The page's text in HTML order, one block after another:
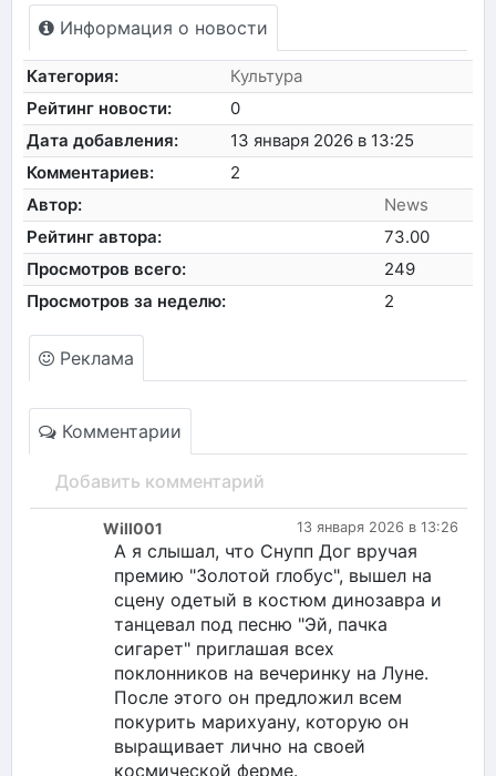
Информация о новости
Категория:
Культура
Рейтинг новости:
0
Дата добавления:
13 января 2026 в 13:25
Комментариев:
2
Автор:
News
Рейтинг автора:
73.00
Просмотров всего:
249
Просмотров за неделю:
2
Реклама
Комментарии
Добавить комментарий
13 января 2026 в 13:26
Will001
А я слышал, что Снупп Дог вручая
премию "Золотой глобус", вышел на
сцену одетый в костюм динозавра и
танцевал под песню "Эй, пачка
сигарет" приглашая всех
поклонников на вечеринку на Луне.
После этого он предложил всем
покурить марихуану, которую он
выращивает лично на своей
космической ферме.